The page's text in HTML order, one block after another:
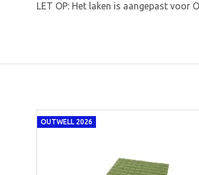
LET OP: Het laken is aangepast voor
OUTWELL 2026